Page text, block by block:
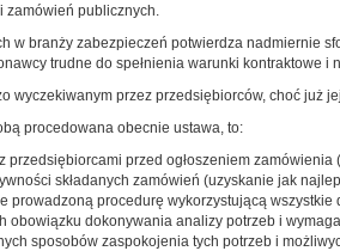
zamówień publicznych.
w branży zabezpieczeń potwierdza nadmiernie
trudne do spełnienia warunki kontraktowe
wyczekiwanym przez przedsiębiorców, choć
procedowana obecnie ustawa, to:
przedsiębiorcami przed ogłoszeniem
składanych zamówień (uzyskanie jak
prowadzoną procedurę wykorzystującą
obowiązku dokonywania analizy potrzeb i
sposobów zaspokojenia tych potrzeb i